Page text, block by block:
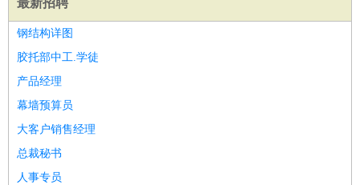
最新招聘
钢结构详图
胶托部中工.学徒
产品经理
幕墙预算员
大客户销售经理
总裁秘书
人事专员